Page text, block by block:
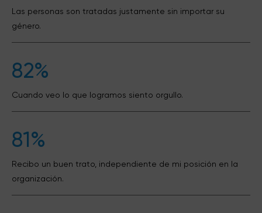
Las personas son tratadas justamente sin importar su
género.
82%
Cuando veo lo que logramos siento orgullo.
81%
Recibo un buen trato, independiente de mi posición en la
organización.